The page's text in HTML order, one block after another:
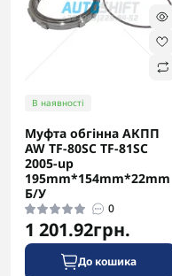
В наявності
Муфта обгінна АКПП
AW TF-80SC TF-81SC
2005-up
195mm*154mm*22mm
Б/У
0
1 201.92грн.
До кошика